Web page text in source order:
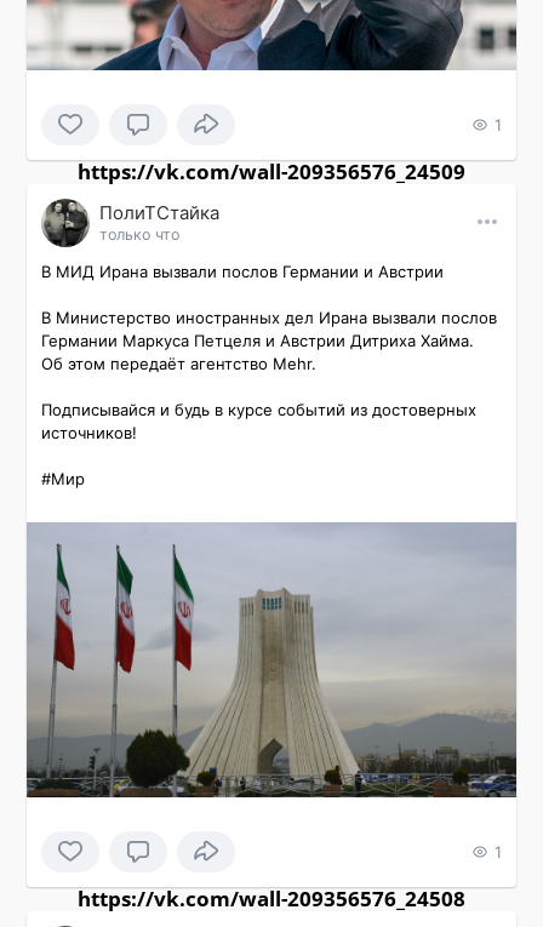
1
https://vk.com/wall-209356576_24509
ПолиТСтайка
только что
В МИД Ирана вызвали послов Германии и Австрии
В Министерство иностранных дел Ирана вызвали послов
Германии Маркуса Петцеля и Австрии Дитриха Хайма.
Об этом передаёт агентство Mehr.
Подписывайся и будь в курсе событий из достоверных
источников!
#Мир
1
https://vk.com/wall-209356576_24508